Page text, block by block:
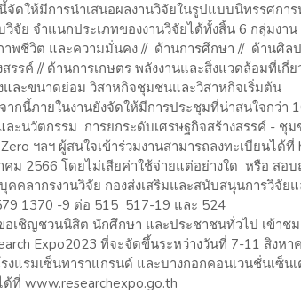
จัดให้มีการนำเสนอผลงานวิจัยในรูปแบบนิทรรศกา
วิจัย จำแนกประเภทของงานวิจัยได้ทั้งสิ้น 6 กลุ่มง
พชีวิต และความมั่นคง // ด้านการศึกษา // ด้านศิล
สรรค์ // ด้านการเกษตร พลังงานและสิ่งแวดล้อมที่เกี่
และขนาดย่อม วิสาหกิจชุมชนและวิสาหกิจเริ่มต้น
ากนี้ภายในงานยังจัดให้มีการประชุมที่น่าสนใจกว่า
ละนวัตกรรม การยกระดับเศรษฐกิจสร้างสรรค์ -
ฯลฯ ผู้สนใจเข้าร่วมงานสามารถลงทะเบียนไ
คม 2566 โดยไม่เสียค่าใช้จ่ายแต่อย่างใด หรือ สอ
คคลากรงานวิจัย กองส่งเสริมและสนับสนุนการวิจั
1370 -9 ต่อ 515 517-19 และ 524
อเชิญชวนนิสิต นักศึกษา และประชาชนทั่วไป เข้าช
Expo2023 ที่จะจัดขึ้นระหว่างวันที่ 7-11 สิงห
งแรมเซ็นทาราแกรนด์ และบางกอกคอนเวนชั่นเซ็น
ด้ที่ www.researchexpo.go.th